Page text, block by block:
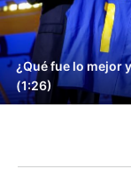
¿Qué fue lo mejor
(1:26)